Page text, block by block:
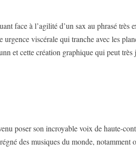
face à l’agilité d’un sax au phrasé très
viscérale qui tranche avec les
et cette création graphique qui peut très
poser son incroyable voix de haute-
des musiques du monde, notamment